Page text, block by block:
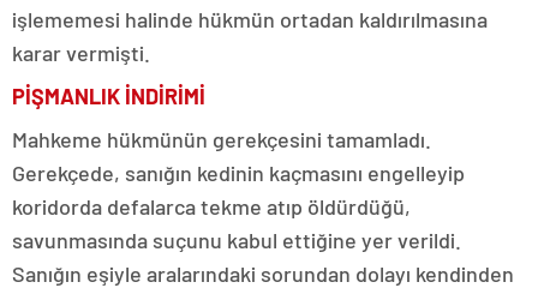
işlememesi halinde hükmün ortadan kaldırılmasına
karar vermişti.
PİŞMANLIK İNDİRİMİ
Mahkeme hükmünün gerekçesini tamamladı.
Gerekçede, sanığın kedinin kaçmasını engelleyip
koridorda defalarca tekme atıp öldürdüğü,
savunmasında suçunu kabul ettiğine yer verildi.
Sanığın eşiyle aralarındaki sorundan dolayı kendinden